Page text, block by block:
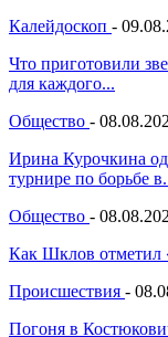
Калейдоскоп -
Что приготовили
для каждого...
Общество -
Ирина Курочкина
турнире по борьбе
Общество -
Как Шклов отметил
Происшествия -
Погоня в